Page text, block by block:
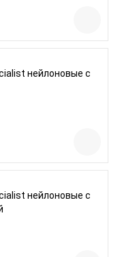
нейлоновые с
нейлоновые с